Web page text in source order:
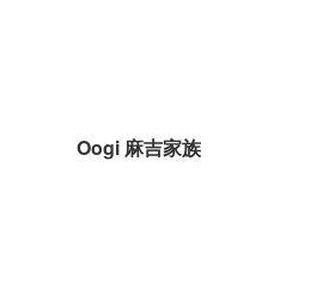
Oogi 麻吉家族